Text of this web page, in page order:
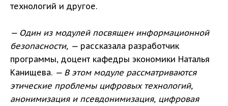
технологий и другое.
— Один из модулей посвящен информационной
безопасности, — рассказала разработчик
программы, доцент кафедры экономики Наталья
Канищева. — В этом модуле рассматриваются
этические проблемы цифровых технологий,
анонимизация и псевдонимизация, цифровая